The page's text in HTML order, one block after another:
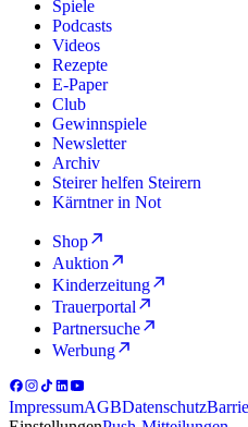
Spiele
Podcasts
Videos
Rezepte
E-Paper
Club
Gewinnspiele
Newsletter
Archiv
Steirer helfen Steirern
Kärntner in Not
Shop
Auktion
Kinderzeitung
Trauerportal
Partnersuche
Werbung
ImpressumAGBDatenschutz